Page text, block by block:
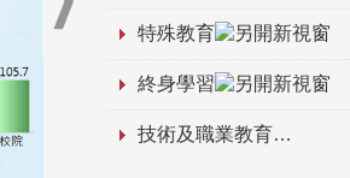
特殊教育
終身學習
技術及職業教育